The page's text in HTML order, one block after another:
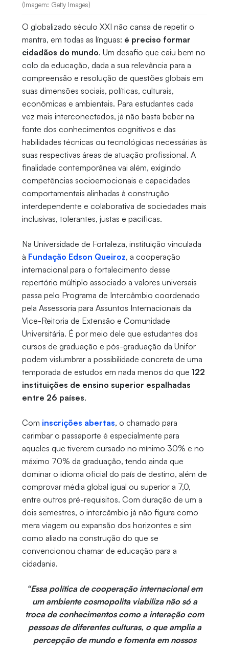
(Imagem: Getty Images)
O globalizado século XXI não cansa de repetir o
mantra, em todas as línguas: é preciso formar
cidadãos do mundo. Um desafio que caiu bem no
colo da educação, dada a sua relevância para a
compreensão e resolução de questões globais em
suas dimensões sociais, políticas, culturais,
econômicas e ambientais. Para estudantes cada
vez mais interconectados, já não basta beber na
fonte dos conhecimentos cognitivos e das
habilidades técnicas ou tecnológicas necessárias às
suas respectivas áreas de atuação profissional. A
finalidade contemporânea vai além, exigindo
competências socioemocionais e capacidades
comportamentais alinhadas à construção
interdependente e colaborativa de sociedades mais
inclusivas, tolerantes, justas e pacíficas.
Na Universidade de Fortaleza, instituição vinculada
à Fundação Edson Queiroz, a cooperação
internacional para o fortalecimento desse
repertório múltiplo associado a valores universais
passa pelo Programa de Intercâmbio coordenado
pela Assessoria para Assuntos Internacionais da
Vice-Reitoria de Extensão e Comunidade
Universitária. É por meio dele que estudantes dos
cursos de graduação e pós-graduação da Unifor
podem vislumbrar a possibilidade concreta de uma
temporada de estudos em nada menos do que 122
instituições de ensino superior espalhadas
entre 26 países.
Com inscrições abertas, o chamado para
carimbar o passaporte é especialmente para
aqueles que tiverem cursado no mínimo 30% e no
máximo 70% da graduação, tendo ainda que
dominar o idioma oficial do país de destino, além de
comprovar média global igual ou superior a 7,0,
entre outros pré-requisitos. Com duração de um a
dois semestres, o intercâmbio já não figura como
mera viagem ou expansão dos horizontes e sim
como aliado na construção do que se
convencionou chamar de educação para a
cidadania.
“Essa política de cooperação internacional em
um ambiente cosmopolita viabiliza não só a
troca de conhecimentos como a interação com
pessoas de diferentes culturas, o que amplia a
percepção de mundo e fomenta em nossos